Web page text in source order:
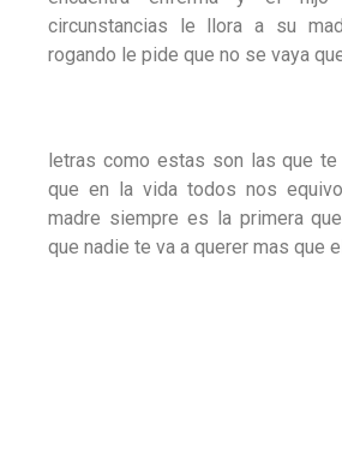
circunstancias le llora a su
rogando le pide que no se vaya
letras como estas son las que te
que en la vida todos nos
madre siempre es la primera
que nadie te va a querer mas que